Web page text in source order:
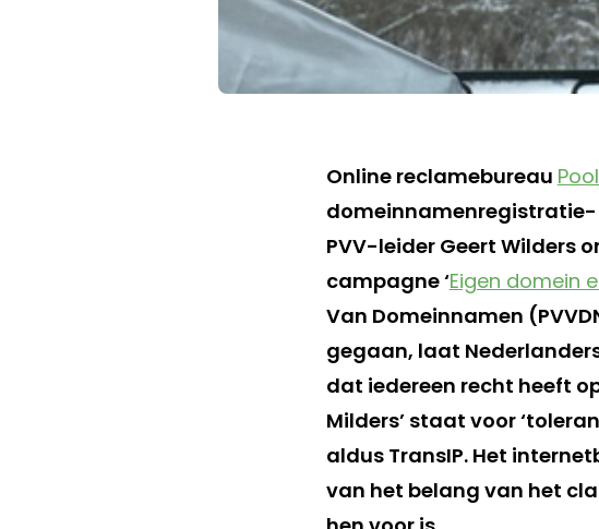
Online reclamebureau
PVV-leider Geert Wilders
campagne ‘Eigen domein
Van Domeinnamen
gegaan, laat
dat iedereen recht heeft
Milders’ staat voor
aldus TransIP. Het
van het belang van het